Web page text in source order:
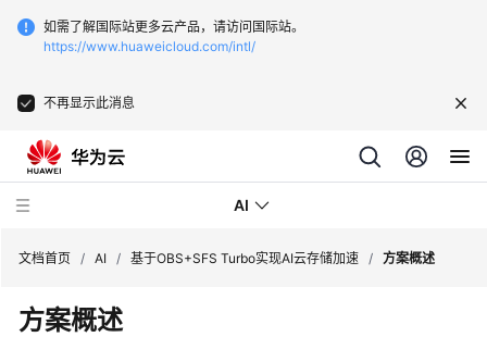
如需了解国际站更多云产品，请访问国际站。
https://www.huaweicloud.com/intl/
不再显示此消息
AI
文
文档首页 / AI / 基于OBS+SFS Turbo实现AI云存储加速 / 方案概述
方案概述